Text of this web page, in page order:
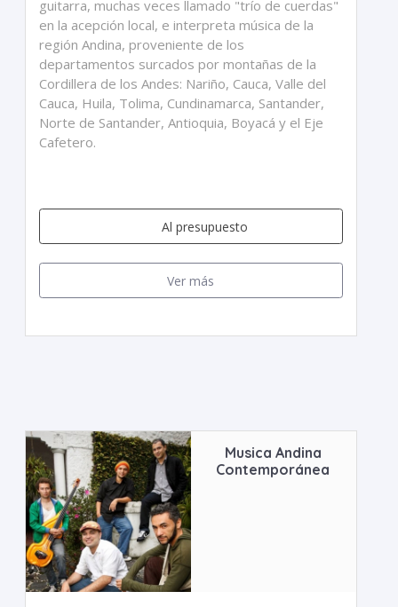
guitarra, muchas veces llamado "trío de cuerdas"
en la acepción local, e interpreta música de la
región Andina, proveniente de los
departamentos surcados por montañas de la
Cordillera de los Andes: Nariño, Cauca, Valle del
Cauca, Huila, Tolima, Cundinamarca, Santander,
Norte de Santander, Antioquia, Boyacá y el Eje
Cafetero.
Al presupuesto
Ver más
Musica Andina
Contemporánea